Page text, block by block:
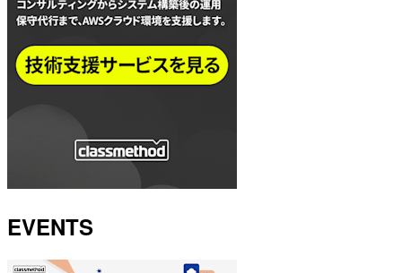
EVENTS